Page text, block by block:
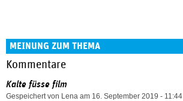
MEINUNG ZUM THEMA
Kommentare
Kalte füsse film
Gespeichert von Lena am 16. September 2019 - 11:44